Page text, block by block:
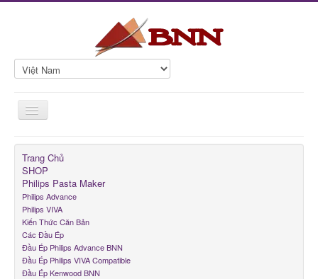
Toggle
Navigation
Trang Chủ
SHOP
Philips Pasta Maker
Món Mặn
Món Chay
Món Bảo Quản
Trang Chủ
SHOP
Philips Pasta Maker
Philips Advance
Philips VIVA
Kiến Thức Căn Bản
Các Đầu Ép
Đầu Ép Philips Advance BNN
Đầu Ép Philips VIVA Compatible
Đầu Ép Kenwood BNN